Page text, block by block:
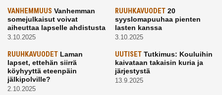
VANHEMMUUS Vanhemman
somejulkaisut voivat
aiheuttaa lapselle ahdistusta
3.10.2025
RUUHKAVUODET20
syyslomapuuhaa pienten
lasten kanssa
3.10.2025
RUUHKAVUODET Laman
lapset, ettehän siirrä
köyhyyttä eteenpäin
jälkipolville?
2.10.2025
UUTISETTutkimus: Kouluihin
kaivataan takaisin kuria ja
järjestystä
13.9.2025